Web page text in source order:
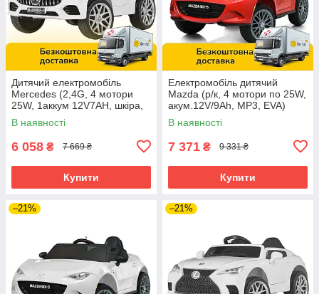
Дитячий електромобіль
Mercedes (2,4G, 4 мотори
25W, 1аккум 12V7AH, шкіра,
музика, світло, EVA) M
4823EBLR-1 Білий
В наявності
6 058 ₴ 7 669 ₴
Купити
Електромобіль дитячий
Mazda (р/к, 4 мотори по 25W,
акум.12V/9Ah, MP3, EVA)
Bambi M 5846EBLR-3
Червоний
В наявності
7 371 ₴ 9 331 ₴
Купити
–21% –21%